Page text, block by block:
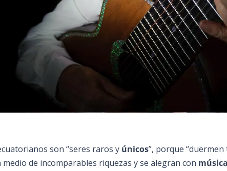
son “seres raros y únicos”, porque
de incomparables riquezas y se alegran con